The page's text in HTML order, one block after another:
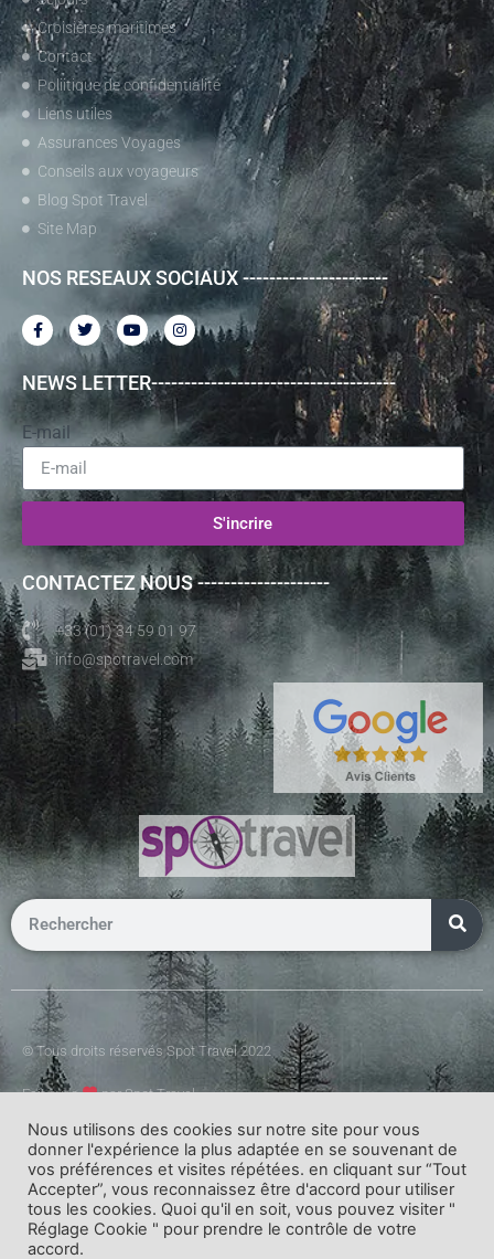
Croisières maritimes
Contact
Poliitique de confidentialité
Liens utiles
Assurances Voyages
Conseils aux voyageurs
Blog Spot Travel
Site Map
NOS RESEAUX SOCIAUX ----------------------
NEWS LETTER-------------------------------------
E-mail
S'incrire
CONTACTEZ NOUS --------------------
+33 (01) 34 59 01 97
info@spotravel.com
© Tous droits réservés Spot Travel 2022
Fait avec par Spot Travel
Nous utilisons des cookies sur notre site pour vous
donner l'expérience la plus adaptée en se souvenant de
vos préférences et visites répétées. en cliquant sur “Tout
Accepter”, vous reconnaissez être d'accord pour utiliser
tous les cookies. Quoi qu'il en soit, vous pouvez visiter "
Réglage Cookie " pour prendre le contrôle de votre
accord.